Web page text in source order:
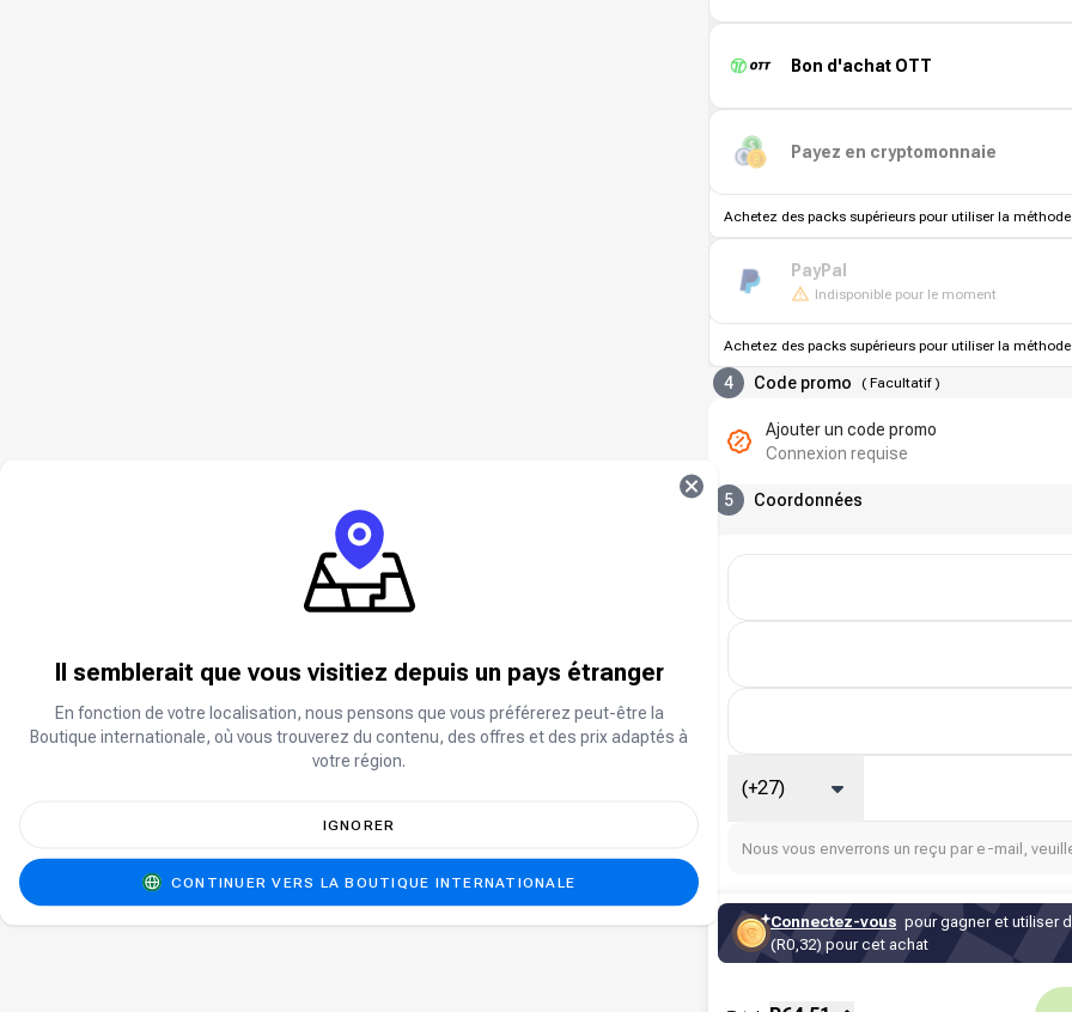
Bon d'achat OTT
Payez en cryptomonnaie
Achetez des packs supérieurs pour utiliser la méthode
PayPal
Indisponible pour le moment
Achetez des packs supérieurs pour utiliser la méthode
4 Code promo ( Facultatif)
Ajouter un code promo
Connexion requise
5 Coordonnées
(+27)
Nous vous enverrons un reçu par e-mail,
Connectez-vous pour gagner et utiliser
(R0,32) pour cet achat
Il semblerait que vous visitiez depuis un pays étranger
En fonction de votre localisation, nous pensons que vous préférerez peut-être la
Boutique internationale, où vous trouverez du contenu, des offres et des prix adaptés à
votre région.
IGNORER
CONTINUER VERS LA BOUTIQUE INTERNATIONALE